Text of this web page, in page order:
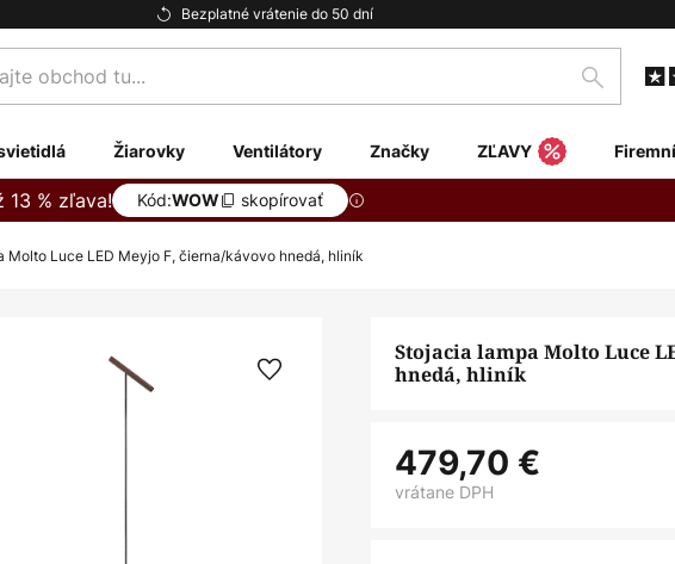
Bezplatné vrátenie do 50 dní
Hľadať
Žiarovky Ventilátory Značky ZĽAVY
13 % zľava! Kód:WOW skopírovať
Molto Luce LED Meyjo F, čierna/kávovo hnedá, hliník
Stojacia lampa Molto Luce
hnedá, hliník
479,70 €
vrátane DPH